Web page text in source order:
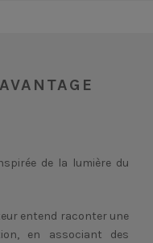
de la lumière du
entend raconter une
en associant des